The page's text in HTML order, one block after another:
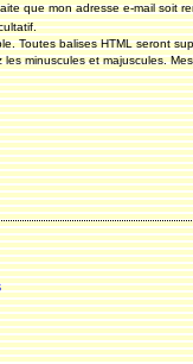
que mon adresse e-mail soit
Toutes balises HTML seront
minuscules et majuscules.